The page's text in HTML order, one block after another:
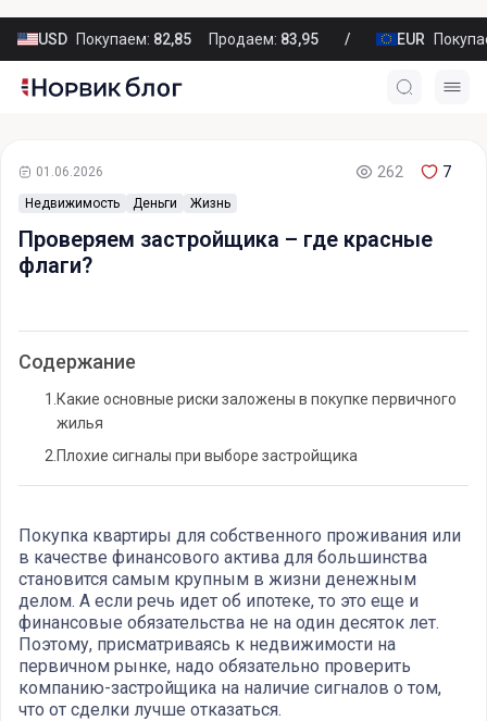
USD Покупаем: 82,85 Продаем: 83,95 EUR
Недвижимость Деньги Жизнь
01.06.2026 262 7
Проверяем застройщика – где красные
флаги?
Содержание
1. Какие основные риски заложены в покупке первичного
жилья
2. Плохие сигналы при выборе застройщика
Покупка квартиры для собственного проживания или
в качестве финансового актива для большинства
становится самым крупным в жизни денежным
делом. А если речь идет об ипотеке, то это еще и
финансовые обязательства не на один десяток лет.
Поэтому, присматриваясь к недвижимости на
первичном рынке, надо обязательно проверить
компанию-застройщика на наличие сигналов о том,
что от сделки лучше отказаться.